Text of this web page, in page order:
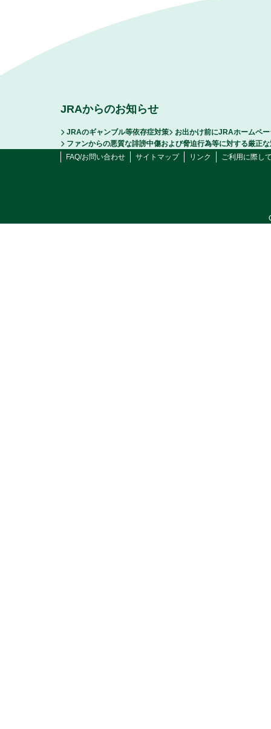
JRAからのお知らせ
JRAのギャンブル等依存症対策
お出かけ前にJRAホームペ
ファンからの悪質な誹謗中傷および脅迫行為等に対する厳正
FAQ/お問い合わせ
サイトマップ リンク ご利用に際し